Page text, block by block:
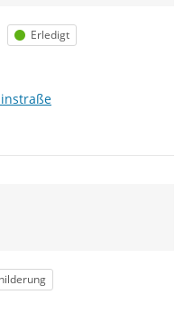
Status
Erledigt